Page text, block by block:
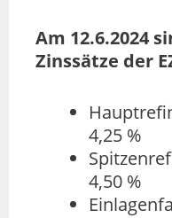
Am 12.6.2024
Zinssätze der
4,25 %
4,50 %